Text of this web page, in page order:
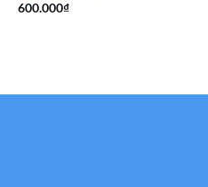
600.000₫